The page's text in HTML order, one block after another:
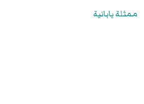
ممثلة يابانية